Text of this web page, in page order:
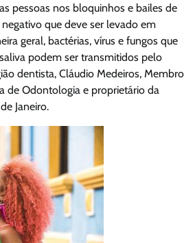
pessoas nos bloquinhos e bailes de
que deve ser levado em
geral, bactérias, vírus e fungos que
podem ser transmitidos pelo
dentista, Cláudio Medeiros, Membro
de Odontologia e proprietário da
Janeiro.